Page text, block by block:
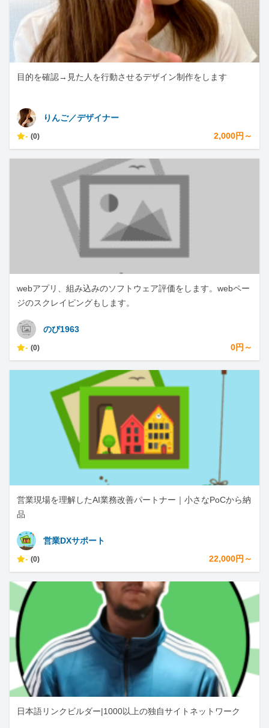
目的を確認→見た人を行動させるデザイン制作をします
りんご／デザイナー
- (0) 2,000円～
webアプリ、組み込みのソフトウェア評価をします。webペー
ジのスクレイピングもします。
のび1963
- (0) 0円～
営業現場を理解したAI業務改善パートナー｜小さなPoCから納
品
営業DXサポート
- (0) 22,000円～
日本語リンクビルダー|1000以上の独自サイトネットワーク